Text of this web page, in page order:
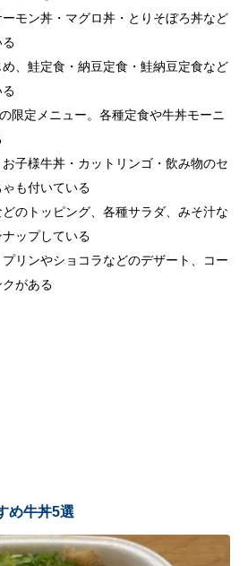
モン丼・マグロ丼・とりそぼろ丼など
、鮭定食・納豆定食・鮭納豆定食など
限定メニュー。各種定食や牛丼モーニ
子様牛丼・カットリンゴ・飲み物のセ
も付いている
のトッピング、各種サラダ、みそ汁な
ップしている
リンやショコラなどのデザート、コー
がある
め牛丼5選